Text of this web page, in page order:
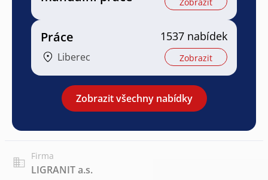
Zobrazit
Práce
Liberec
1537 nabídek
Zobrazit
Zobrazit všechny nabídky
Firma
LIGRANIT a.s.